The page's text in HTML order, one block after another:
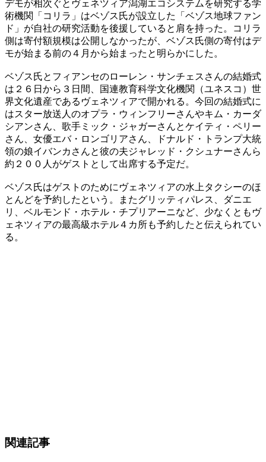
デモが相次ぐとヴェネツィア潟湖エコシステムを研究する学
術機関「コリラ」はベゾス氏が設立した「ベゾス地球ファン
ド」が自社の研究活動を後援していると肩を持った。コリラ
側は寄付額規模は公開しなかったが、ベゾス氏側の寄付はデ
モが始まる前の４月から始まったと明らかにした。
ベゾス氏とフィアンセのローレン・サンチェスさんの結婚式
は２６日から３日間、国連教育科学文化機関（ユネスコ）世
界文化遺産であるヴェネツィアで開かれる。今回の結婚式に
はスター放送人のオプラ・ウィンフリーさんやキム・カーダ
シアンさん、歌手ミック・ジャガーさんとケイティ・ペリー
さん、女優エバ・ロンゴリアさん、ドナルド・トランプ大統
領の娘イバンカさんと彼の夫ジャレッド・クシュナーさんら
約２００人がゲストとして出席する予定だ。
ベゾス氏はゲストのためにヴェネツィアの水上タクシーのほ
とんどを予約したという。またグリッティパレス、ダニエ
リ、ベルモンド・ホテル・チプリアーニなど、少なくともヴ
ェネツィアの最高級ホテル４カ所も予約したと伝えられてい
る。
関連記事